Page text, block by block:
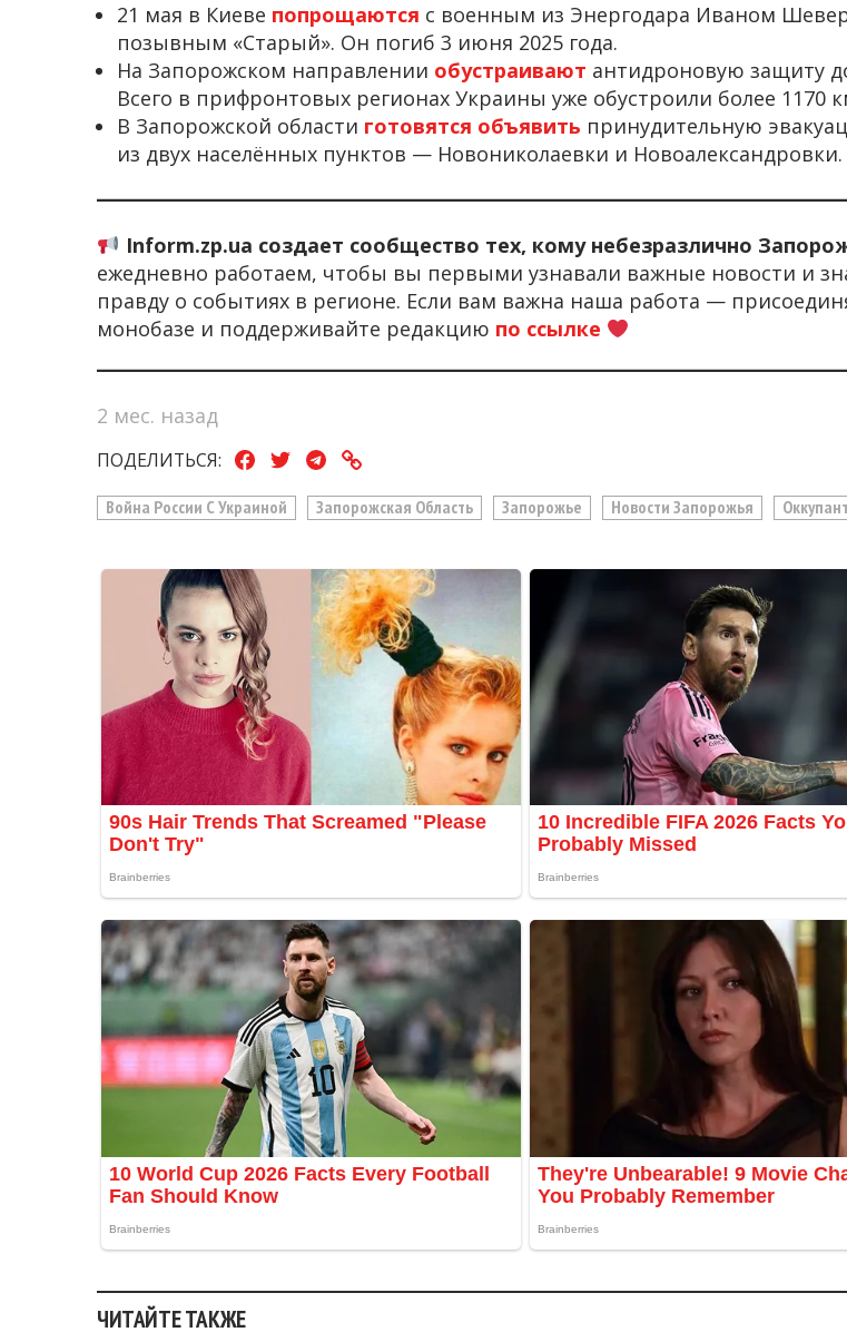
21 мая в Киеве попрощаются с военным из Энергодара Иваном
позывным «Старый». Он погиб 3 июня 2025 года.
На Запорожском направлении обустраивают антидроновую защиту
Всего в прифронтовых регионах Украины уже обустроили более 1170
В Запорожской области готовятся объявить принудительную
из двух населённых пунктов — Новониколаевки и Новоалександровки.
Inform.zp.ua создает сообщество тех, кому небезразлично
ежедневно работаем, чтобы вы первыми узнавали важные новости и
правду о событиях в регионе. Если вам важна наша работа —
монобазе и поддерживайте редакцию по ссылке
2 мес. назад
ПОДЕЛИТЬСЯ:
Война России С Украиной Запорожская Область Запорожье Новости Запорожья
ЧИТАЙТЕ ТАКЖЕ